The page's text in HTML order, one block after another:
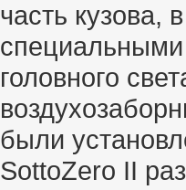
часть кузова,
головного
были
SottoZero II